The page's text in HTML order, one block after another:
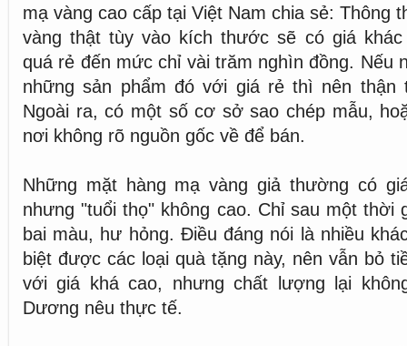
mạ vàng cao cấp tại Việt Nam chia sẻ: Thông
vàng thật tùy vào kích thước sẽ có giá khác
quá rẻ đến mức chỉ vài trăm nghìn đồng. Nếu
những sản phẩm đó với giá rẻ thì nên thận
Ngoài ra, có một số cơ sở sao chép mẫu,
nơi không rõ nguồn gốc về để bán.
Những mặt hàng mạ vàng giả thường có
nhưng "tuổi thọ" không cao. Chỉ sau một thời
bai màu, hư hỏng. Điều đáng nói là nhiều
biệt được các loại quà tặng này, nên vẫn bỏ
với giá khá cao, nhưng chất lượng lại
Dương nêu thực tế.